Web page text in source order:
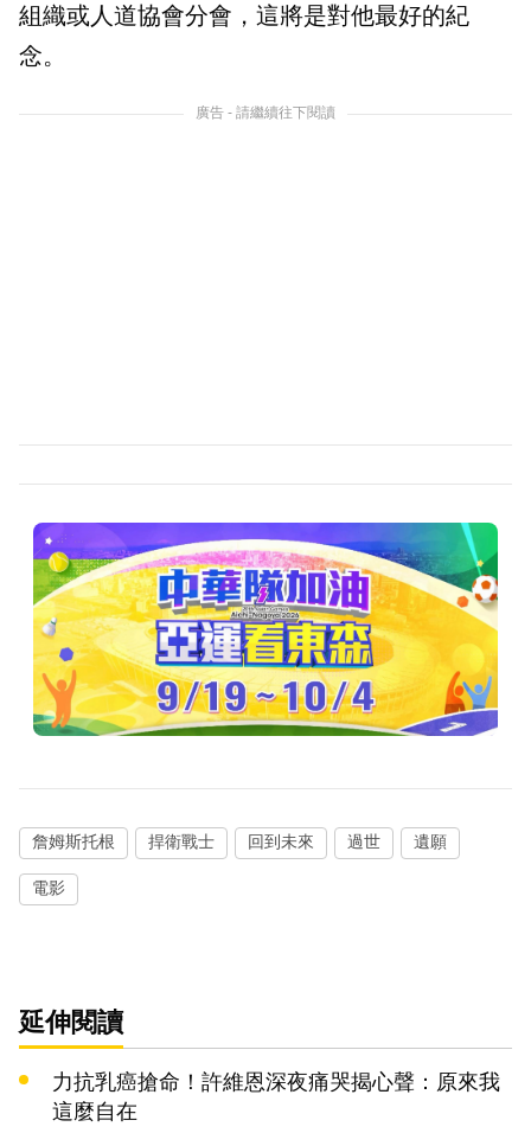
組織或人道協會分會，這將是對他最好的紀
念。
廣告 - 請繼續往下閱讀
詹姆斯托根 捍衛戰士 回到未來 過世 遺願
電影
延伸閱讀
力抗乳癌搶命！許維恩深夜痛哭揭心聲：原來我
這麼自在